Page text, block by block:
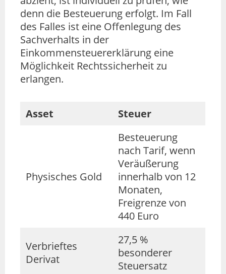
denn die Besteuerung erfolgt. Im Fall
des Falles ist eine Offenlegung des
Sachverhalts in der
Einkommensteuererklärung eine
Möglichkeit Rechtssicherheit zu
erlangen.
Asset Steuer
Physisches Gold
Besteuerung
nach Tarif, wenn
Veräußerung
innerhalb von 12
Monaten,
Freigrenze von
440 Euro
Verbrieftes
Derivat
27,5 %
besonderer
Steuersatz